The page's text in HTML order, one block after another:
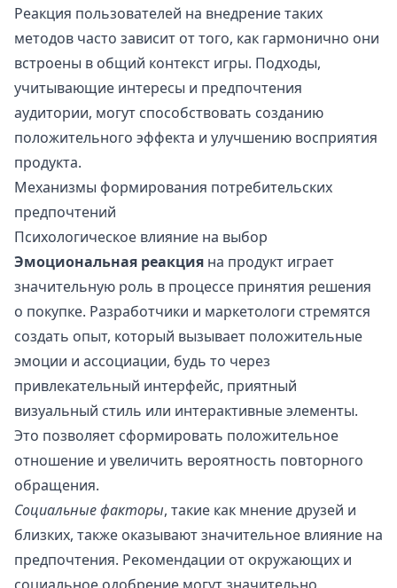
Реакция пользователей на внедрение таких
методов часто зависит от того, как гармонично они
встроены в общий контекст игры. Подходы,
учитывающие интересы и предпочтения
аудитории, могут способствовать созданию
положительного эффекта и улучшению восприятия
продукта.
Механизмы формирования потребительских
предпочтений
Психологическое влияние на выбор
Эмоциональная реакция на продукт играет
значительную роль в процессе принятия решения
о покупке. Разработчики и маркетологи стремятся
создать опыт, который вызывает положительные
эмоции и ассоциации, будь то через
привлекательный интерфейс, приятный
визуальный стиль или интерактивные элементы.
Это позволяет сформировать положительное
отношение и увеличить вероятность повторного
обращения.
Социальные факторы, такие как мнение друзей и
близких, также оказывают значительное влияние на
предпочтения. Рекомендации от окружающих и